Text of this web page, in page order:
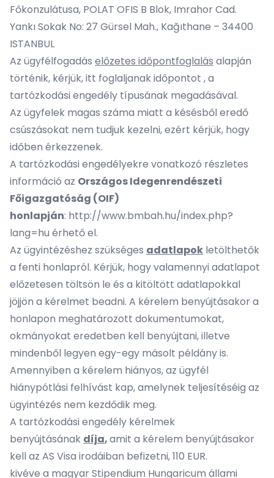
Főkonzulátusa, POLAT OFIS B Blok, Imrahor Cad.
Yankı Sokak No: 27 Gürsel Mah., Kağıthane – 34400
ISTANBUL
Az ügyfélfogadás előzetes időpontfoglalás alapján
történik, kérjük,itt foglaljanak időpontot , a
tartózkodási engedély típusának megadásával.
Az ügyfelek magas száma miatt a késésből eredő
csúszásokat nem tudjuk kezelni, ezért kérjük, hogy
időben érkezzenek.
A tartózkodási engedélyekre vonatkozó részletes
információ az Országos Idegenrendészeti
Főigazgatóság (OIF)
honlapján: http://www.bmbah.hu/index.php?
lang=hu érhető el.
Az ügyintézéshez szükséges adatlapok letölthetők
a fenti honlapról. Kérjük, hogy valamennyi adatlapot
előzetesen töltsön le és a kitöltött adatlapokkal
jöjjön a kérelmet beadni. A kérelem benyújtásakor a
honlapon meghatározott dokumentumokat,
okmányokat eredetben kell benyújtani, illetve
mindenből legyen egy-egy másolt példány is.
Amennyiben a kérelem hiányos, az ügyfél
hiánypótlási felhívást kap, amelynek teljesítéséig az
ügyintézés nem kezdődik meg.
A tartózkodási engedély kérelmek
benyújtásának díja,amit a kérelem benyújtásakor
kell az AS Visa irodáiban befizetni, 110 EUR.
kivéve a magyar Stipendium Hungaricum állami